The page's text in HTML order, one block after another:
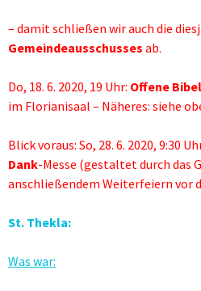
– damit schließen wir auch die
Gemeindeausschusses ab.
Do, 18. 6. 2020, 19 Uhr: Offene
im Florianisaal – Näheres: siehe
Blick voraus: So, 28. 6. 2020, 9:30
Dank-Messe (gestaltet durch das
anschließendem Weiterfeiern vor
St. Thekla:
Was war: